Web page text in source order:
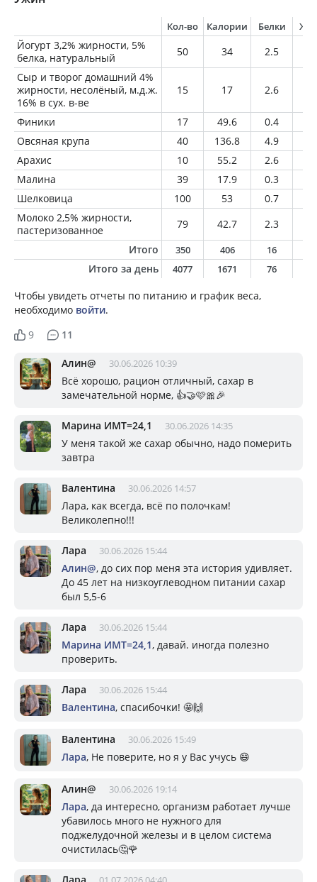
Кол-во Калории Белки
Йогурт 3,2% жирности, 5%
белка, натуральный
50 34 2.5
Сыр и творог домашний 4%
жирности, несолёный, м.д.ж.
16% в сух. в-ве
15 17 2.6
Финики 17 49.6 0.4
Овсяная крупа
40 136.8 4.9
Арахис
10 55.2 2.6
Малина
39 17.9 0.3
Шелковица
100 53 0.7
Молоко 2,5% жирности,
пастеризованное
79 42.7 2.3
Итого
350 406 16
Итого за день 4077 1671 76
Чтобы увидеть отчеты по питанию и график веса,
необходимо войти.
9
11
Алин@ 30.06.2026 10:39
Всё хорошо, рацион отличный, сахар в
замечательной норме, 👍🤝🩷🎀🎉
Марина ИМТ=24,1 30.06.2026 14:35
У меня такой же сахар обычно, надо померить
завтра
Валентина 30.06.2026 14:57
Лара, как всегда, всё по полочкам!
Великолепно!!!
Лара 30.06.2026 15:44
Алин@, до сих пор меня эта история удивляет.
До 45 лет на низкоуглеводном питании сахар
был 5,5-6
Лара 30.06.2026 15:44
Марина ИМТ=24,1, давай. иногда полезно
проверить.
Лара 30.06.2026 15:44
Валентина, спасибочки! 🤩🙌
Валентина 30.06.2026 15:49
Лара, Не поверите, но я у Вас учусь 😄
Алин@ 30.06.2026 19:14
Лара, да интересно, организм работает лучше
убавилось много не нужного для
поджелудочной железы и в целом система
очистилась🤔🌹